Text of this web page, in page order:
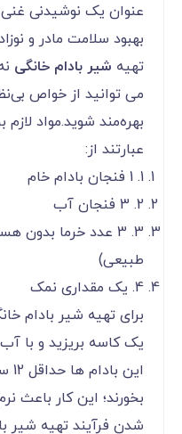
عنوان یک نوشیدنی غنی
بهبود سلامت مادر و
تهیه شیر بادام خانگی
می ‌توانید از خواص
بهره‌مند شوید.مواد
عبارتند از:
1. 1 فنجان بادام خام
2. 3 فنجان آب
3. 3 عدد خرما بدون
طبیعی)
4. یک مقداری نمک
برای تهیه شیر بادام
یک کاسه بریزید و با
بخورند؛ این کار باعث
شدن فرآیند تهیه شیر